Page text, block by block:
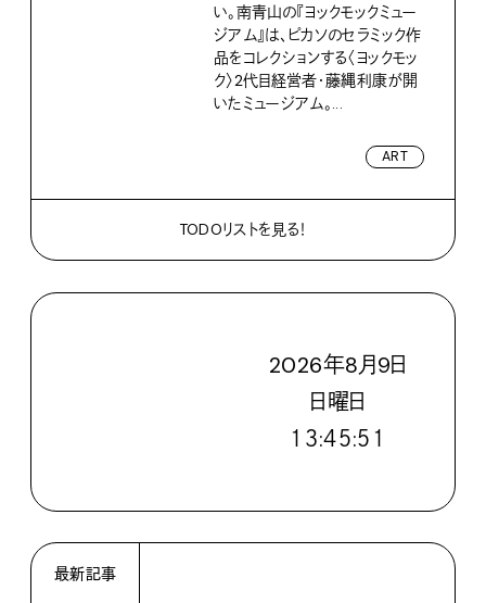
い。南青山の『ヨックモックミュー
ジアム』は、ピカソのセラミック作
品をコレクションする〈ヨックモッ
ク〉2代目経営者・藤縄利康が開
いたミュージアム。...
ART
TODOリストを見る！
2026年8月9日
日曜日
１３:４５:５２
最新記事